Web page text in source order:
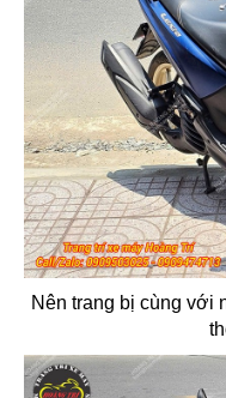
Nên trang bị cùng với